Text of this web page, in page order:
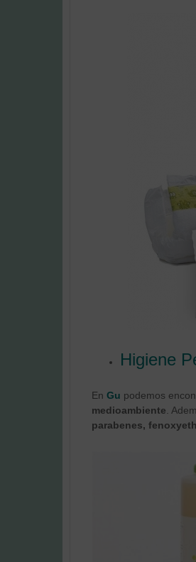
Higiene
En Gu podemos
medioambiente .
parabenes,